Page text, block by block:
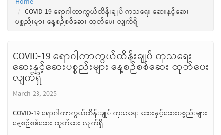
COVID-19 ရောဂါကာကွယ်ထိန်းချုပ် ကုသရေး ဆေးနှင့်ဆေး
ပစ္စည်းများ နေ့စဉ်စစ်ဆေး ထုတ်ပေး လျက်ရှိ
COVID-19 ရောဂါကာကွယ်ထိန်းချုပ် ကုသရေး
ဆေးနှင့်ဆေးပစ္စည်းများ နေ့စဉ်စစ်ဆေး ထုတ်ပေး
လျက်ရှိ
March 23, 2025
COVID-19 ရောဂါကာကွယ်ထိန်းချုပ် ကုသရေး ဆေးနှင့်ဆေးပစ္စည်းများ
နေ့စဉ်စစ်ဆေး ထုတ်ပေး လျက်ရှိ